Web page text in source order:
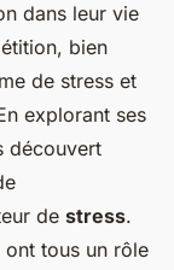
dans leur vie
bien
de stress et
explorant ses
découvert
de stress.
ont tous un rôle